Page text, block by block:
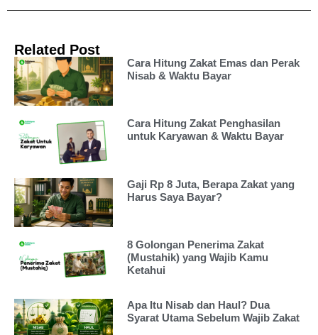
Related Post
Cara Hitung Zakat Emas dan Perak
Nisab & Waktu Bayar
Cara Hitung Zakat Penghasilan
untuk Karyawan & Waktu Bayar
Gaji Rp 8 Juta, Berapa Zakat yang
Harus Saya Bayar?
8 Golongan Penerima Zakat
(Mustahik) yang Wajib Kamu
Ketahui
Apa Itu Nisab dan Haul? Dua
Syarat Utama Sebelum Wajib Zakat